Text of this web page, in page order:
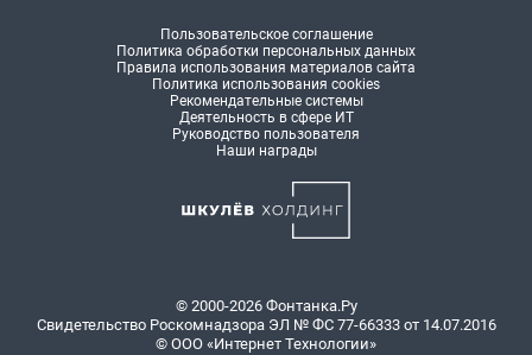
Пользовательское соглашение
Политика обработки персональных данных
Правила использования материалов сайта
Политика использования cookies
Рекомендательные системы
Деятельность в сфере ИТ
Руководство пользователя
Наши награды
© 2000-2026 Фонтанка.Ру
Свидетельство Роскомнадзора ЭЛ № ФС 77-66333 от 14.07.2016
© ООО «Интернет Технологии»